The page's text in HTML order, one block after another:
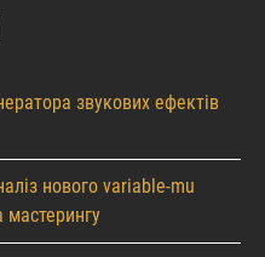
звукових ефектів
нового variable-mu